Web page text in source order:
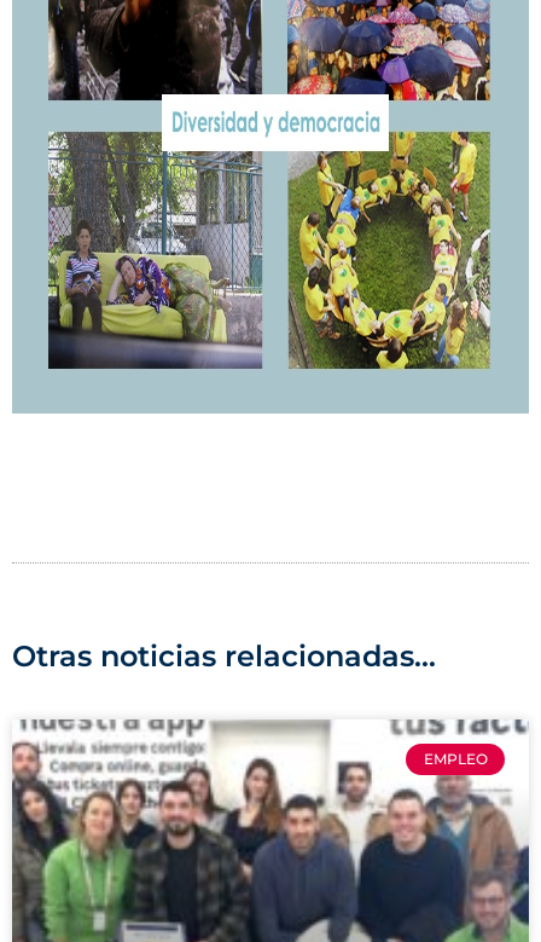
Otras noticias relacionadas...
EMPLEO